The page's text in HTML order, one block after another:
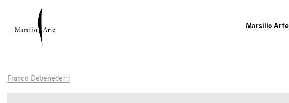
Marsilio Arte
Franco Debenedetti